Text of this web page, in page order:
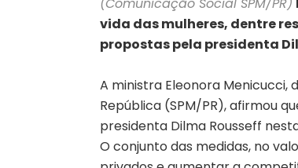
vida das mulheres, dentre
propostas pela presidenta
A ministra Eleonora Menicucci,
República (SPM/PR), afirmou
presidenta Dilma Rousseff
O conjunto das medidas, no